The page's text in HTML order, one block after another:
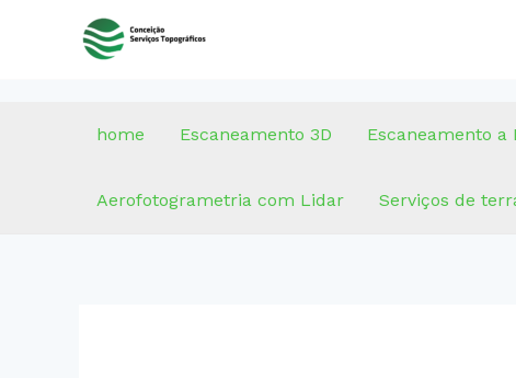
home
Escaneamento 3D Escaneamento a
Aerofotogrametria com Lidar Serviços de